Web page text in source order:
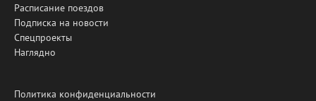
Расписание поездов
Подписка на новости
Спецпроекты
Наглядно
Политика конфиденциальности